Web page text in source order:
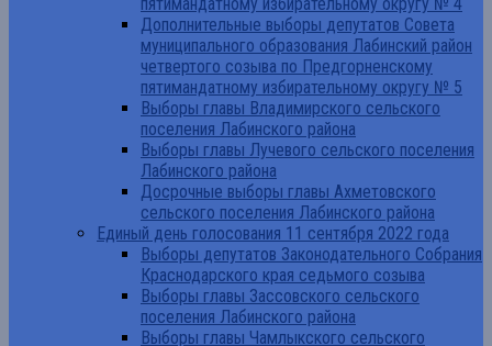
Дополнительные выборы депутатов Совета
муниципального образования Лабинский район
четвертого созыва по Предгорненскому
пятимандатному избирательному округу № 5
Выборы главы Владимирского сельского
поселения Лабинского района
Выборы главы Лучевого сельского поселения
Лабинского района
Досрочные выборы главы Ахметовского
сельского поселения Лабинского района
Единый день голосования 11 сентября 2022 года
Выборы депутатов Законодательного Собрания
Краснодарского края седьмого созыва
Выборы главы Зассовского сельского
поселения Лабинского района
Выборы главы Чамлыкского сельского